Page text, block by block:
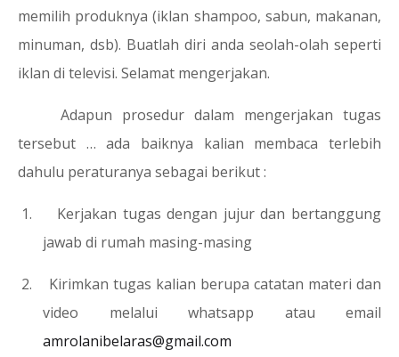
memilih produknya (iklan shampoo, sabun, makanan,
minuman, dsb). Buatlah diri anda seolah-olah seperti
iklan di televisi. Selamat mengerjakan.
Adapun prosedur dalam mengerjakan tugas
tersebut … ada baiknya kalian membaca terlebih
dahulu peraturanya sebagai berikut :
1.
Kerjakan tugas dengan jujur dan bertanggung
jawab di rumah masing-masing
2.
Kirimkan tugas kalian berupa catatan materi dan
video melalui whatsapp atau email
amrolanibelaras@gmail.com